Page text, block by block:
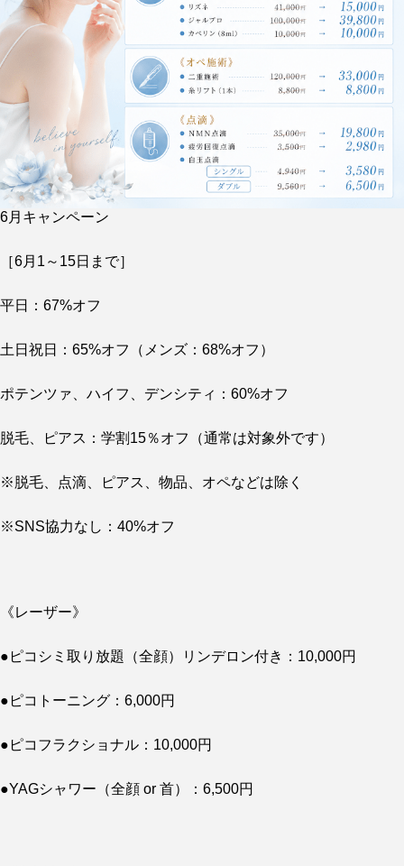
6月キャンペーン
［6月1～15日まで］
平日：67%オフ
土日祝日：65%オフ（メンズ：68%オフ）
ポテンツァ、ハイフ、デンシティ：60%オフ
脱毛、ピアス：学割15％オフ（通常は対象外です）
※脱毛、点滴、ピアス、物品、オペなどは除く
※SNS協力なし：40%オフ
《レーザー》
●ピコシミ取り放題（全顔）リンデロン付き：10,000円
●ピコトーニング：6,000円
●ピコフラクショナル：10,000円
●YAGシャワー（全顔 or 首）：6,500円